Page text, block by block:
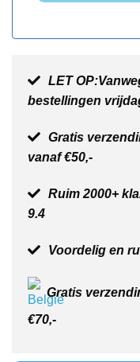
LET
bestellingen
Gratis
vanaf €50,-
Ruim 2000+
9.4
Voordelig en
Gratis
€70,-